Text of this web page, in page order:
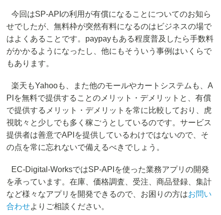
今回はSP-APIの利用が有償になることについてのお知ら
せでしたが、無料枠が突然有料になるのはビジネスの場で
はよくあることです。paypayもある程度普及したら手数料
がかかるようになったし、他にもそういう事例はいくらで
もあります。
楽天もYahooも、また他のモールやカートシステムも、A
PIを無料で提供することのメリット・デメリットと、有償
で提供するメリット・デメリットを常に比較しており、虎
視眈々と少しでも多く稼ごうとしているのです。サービス
提供者は善意でAPIを提供しているわけではないので、そ
の点を常に忘れないで備えるべきでしょう。
EC-Digital-WorksではSP-APIを使った業務アプリの開発
を承っています。在庫、価格調査、受注、商品登録、集計
など様々なアプリを開発できるので、お困りの方はお問い
合わせよりご相談ください。